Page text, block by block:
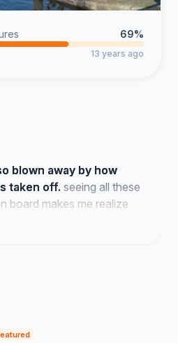
69%
13 years ago
blown away by how
taken off. seeing all these
board makes me realize
us have been feeling the